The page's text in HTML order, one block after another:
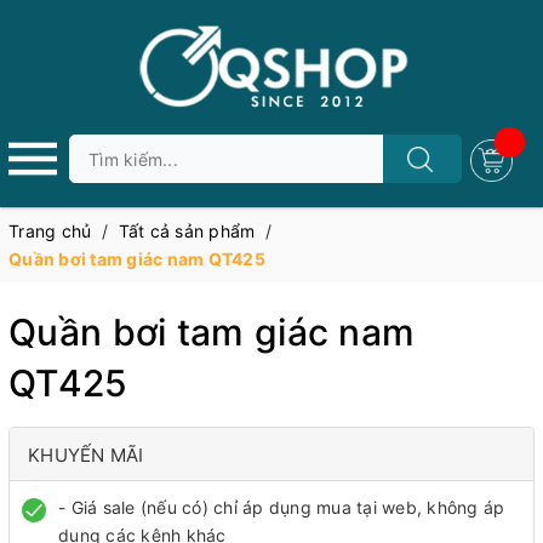
Trang chủ / Tất cả sản phẩm
/
Quần bơi tam giác nam QT425
Quần bơi tam giác nam
QT425
KHUYẾN MÃI
- Giá sale (nếu có) chỉ áp dụng mua tại web, không áp
dụng các kênh khác